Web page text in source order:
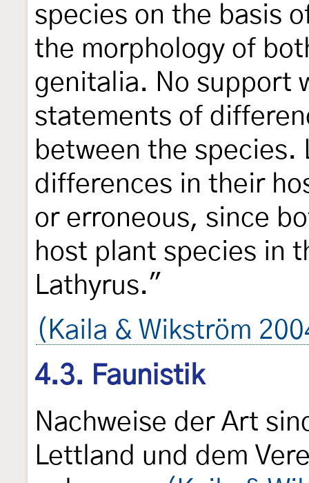
species on the basis
the morphology of
genitalia. No support
statements of
between the species.
differences in their
or erroneous, since
host plant species in
Lathyrus."
(Kaila & Wikström
4.3. Faunistik
Nachweise der Art
Lettland und dem